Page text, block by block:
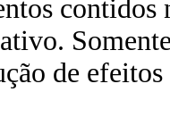
contidos
de